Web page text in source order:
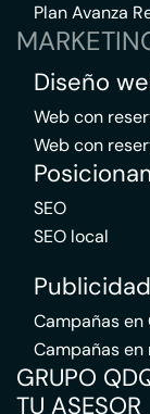
Plan Avanza
Diseño
Web con
Web con
SEO
SEO local
Campañas en
Campañas
GRUPO
TU ASESOR